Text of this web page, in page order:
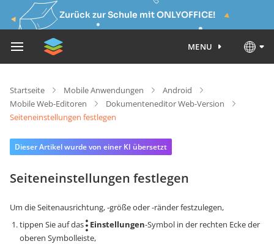
Zurück zur Schule mit ONLYOFFICE!
MENU
Startseite Mobile Anwendungen
Android
Mobile Web-Editoren
Dokumenteneditor Web-Version
Seiteneinstellungen festlegen
Dieser Artikel wurde von einer KI übersetzt
Seiteneinstellungen festlegen
Um die Seitenausrichtung, -größe oder -ränder festzulegen,
tippen Sie auf das
Einstellungen-Symbol in der rechten Ecke der
oberen Symbolleiste,